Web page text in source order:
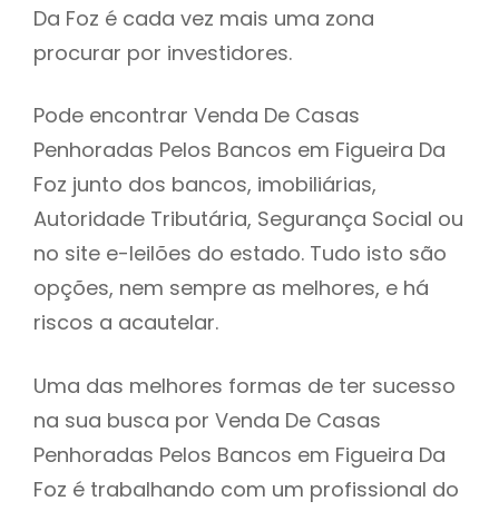
Da Foz é cada vez mais uma zona
procurar por investidores.
Pode encontrar Venda De Casas
Penhoradas Pelos Bancos em Figueira Da
Foz junto dos bancos, imobiliárias,
Autoridade Tributária, Segurança Social ou
no site e-leilões do estado. Tudo isto são
opções, nem sempre as melhores, e há
riscos a acautelar.
Uma das melhores formas de ter sucesso
na sua busca por Venda De Casas
Penhoradas Pelos Bancos em Figueira Da
Foz é trabalhando com um profissional do